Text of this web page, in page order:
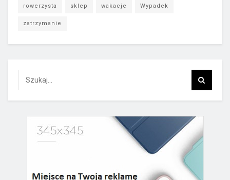
rowerzysta sklep wakacje Wypadek
zatrzymanie